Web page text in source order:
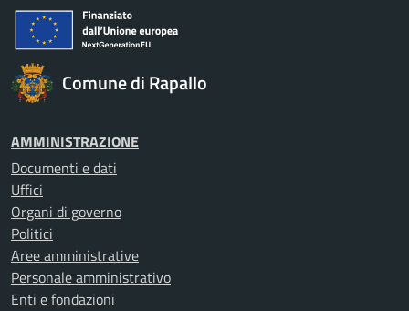
Comune di Rapallo
AMMINISTRAZIONE
Documenti e dati
Uffici
Organi di governo
Politici
Aree amministrative
Personale amministrativo
Enti e fondazioni